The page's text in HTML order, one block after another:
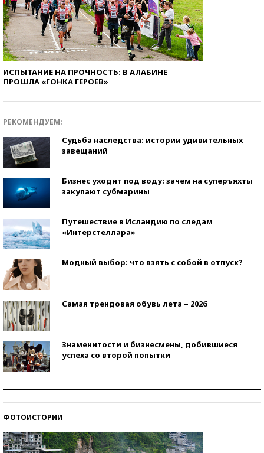
ИСПЫТАНИЕ НА ПРОЧНОСТЬ: В АЛАБИНЕ
ПРОШЛА «ГОНКА ГЕРОЕВ»
РЕКОМЕНДУЕМ:
Судьба наследства: истории удивительных
завещаний
Бизнес уходит под воду: зачем на суперъяхты
закупают субмарины
Путешествие в Исландию по следам
«Интерстеллара»
Модный выбор: что взять с собой в отпуск?
Самая трендовая обувь лета – 2026
Знаменитости и бизнесмены, добившиеся
успеха со второй попытки
ФОТОИСТОРИИ